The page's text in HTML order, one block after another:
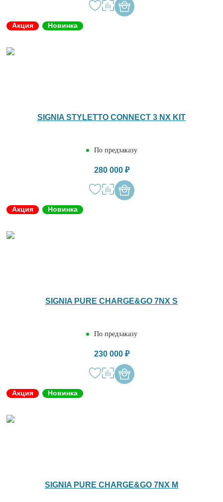
Акция Новинка
SIGNIA STYLETTO CONNECT 3 NX KIT
По предзаказу
280 000 ₽
Акция Новинка
SIGNIA PURE CHARGE&GO 7NX S
По предзаказу
230 000 ₽
Акция Новинка
SIGNIA PURE CHARGE&GO 7NX M